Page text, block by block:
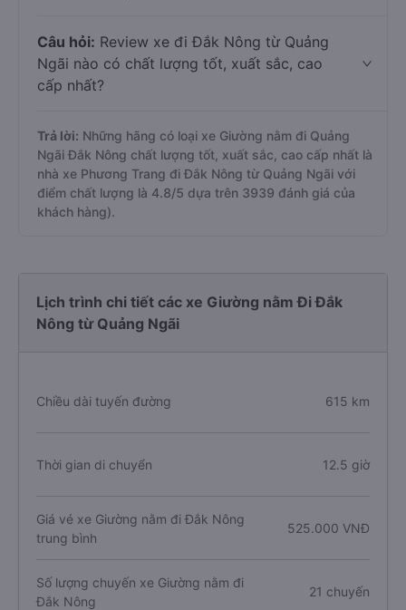
Câu hỏi: Review xe đi Đắk Nông từ Quảng
Ngãi nào có chất lượng tốt, xuất sắc, cao
cấp nhất?
Trả lời: Những hãng có loại xe Giường nằm đi Quảng
Ngãi Đắk Nông chất lượng tốt, xuất sắc, cao cấp nhất là
nhà xe Phương Trang đi Đắk Nông từ Quảng Ngãi với
điểm chất lượng là 4.8/5 dựa trên 3939 đánh giá của
khách hàng).
Lịch trình chi tiết các xe Giường nằm Đi Đắk
Nông từ Quảng Ngãi
Chiều dài tuyến đường 615 km
Thời gian di chuyển 12.5 giờ
Giá vé xe Giường nằm đi Đắk Nông
trung bình
525.000 VNĐ
Số lượng chuyến xe Giường nằm đi
Đắk Nông
21 chuyến